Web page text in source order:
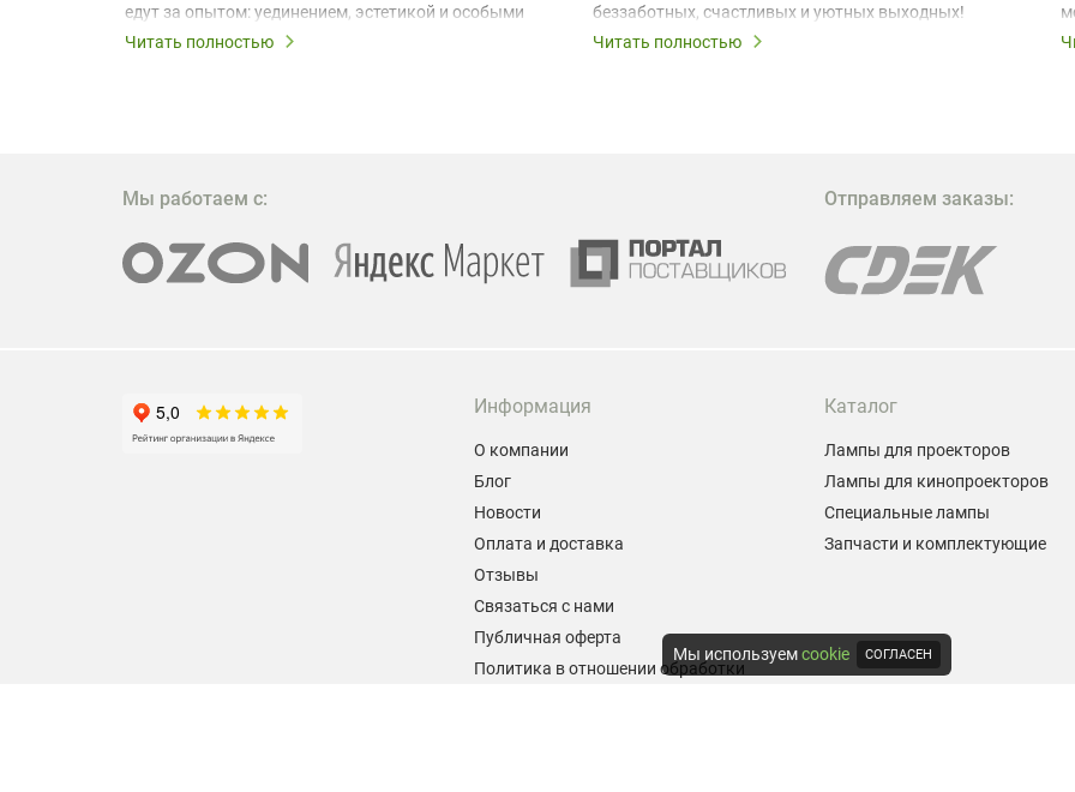
едут за опытом: уединением, эстетикой и особыми
ощущениями. Владельцы A-frame домов,
эффективных и бюджетных способов стать
проектора.
Читать полностью
беззаботных, счастливых и уютных выходных!
Читать полностью
Мы работаем с: Отправляем заказы:
Информация
О компании
Блог
Новости
Оплата и доставка
Отзывы
Связаться с нами
Публичная оферта
Политика в отношении обработки
Каталог
Лампы для проекторов
Лампы для кинопроекторов
Специальные лампы
Запчасти и комплектующие
Мы используемcookie СОГЛАСЕН